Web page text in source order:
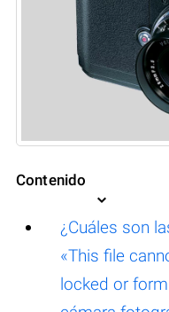
Contenido
¿Cuáles son
«This file
locked or